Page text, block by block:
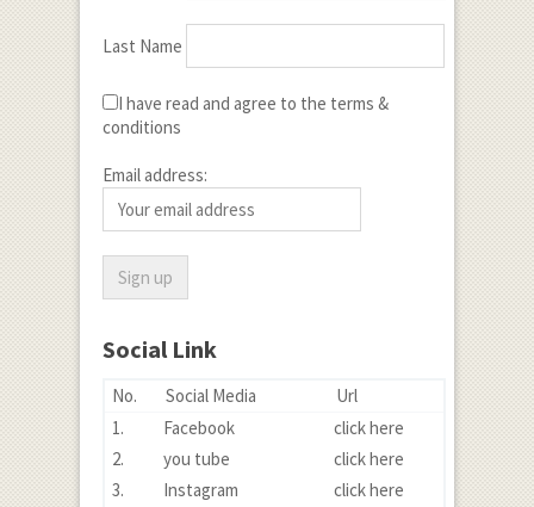
Last Name
I have read and agree to the terms &
conditions
Email address:
Social Link
No. Social Media
Url
1.
Facebook
click here
2.
you tube
click here
3.
Instagram
click here